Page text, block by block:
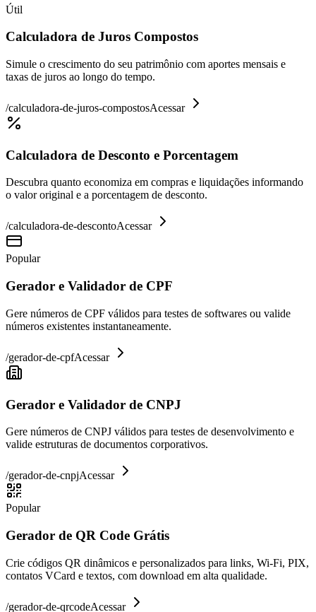
Útil
Calculadora de Juros Compostos
Simule o crescimento do seu patrimônio com aportes mensais e
taxas de juros ao longo do tempo.
/calculadora-de-juros-compostosAcessar
Calculadora de Desconto e Porcentagem
Descubra quanto economiza em compras e liquidações informando
o valor original e a porcentagem de desconto.
/calculadora-de-descontoAcessar
Popular
Gerador e Validador de CPF
Gere números de CPF válidos para testes de softwares ou valide
números existentes instantaneamente.
/gerador-de-cpfAcessar
Gerador e Validador de CNPJ
Gere números de CNPJ válidos para testes de desenvolvimento e
valide estruturas de documentos corporativos.
/gerador-de-cnpjAcessar
Popular
Gerador de QR Code Grátis
Crie códigos QR dinâmicos e personalizados para links, Wi-Fi, PIX,
contatos VCard e textos, com download em alta qualidade.
/gerador-de-qrcodeAcessar